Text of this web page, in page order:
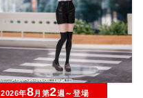
2026年8月第2週～登場